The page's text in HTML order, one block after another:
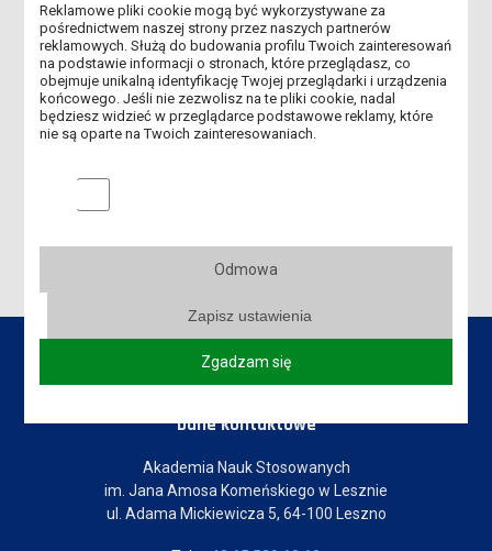
REKRUTACJA DO DOMU STUDENTA "KOMENIK"
WSPARCIE PSYCHOTERAPEUTYCZNE DLA STUDENTÓW ANS W
LESZNIE W OKRESIE WAKACYJNYM
PIERWSI ABSOLWENCI AKADEMII DZIECIĘCEJ ODEBRALI
REKRUTACJA NA STUDIA ROZPOCZĘTA!
Dane kontaktowe
Akademia Nauk Stosowanych
im. Jana Amosa Komeńskiego w Lesznie
ul. Adama Mickiewicza 5, 64-100 Leszno
Reklamowe pliki cookie mogą być wykorzystywane za
pośrednictwem naszej strony przez naszych partnerów
reklamowych. Służą do budowania profilu Twoich zainteresowań
na podstawie informacji o stronach, które przeglądasz, co
obejmuje unikalną identyfikację Twojej przeglądarki i urządzenia
końcowego. Jeśli nie zezwolisz na te pliki cookie, nadal
będziesz widzieć w przeglądarce podstawowe reklamy, które
nie są oparte na Twoich zainteresowaniach.
Marketingowe pliki cookies
Odmowa
Zapisz ustawienia
Zgadzam się